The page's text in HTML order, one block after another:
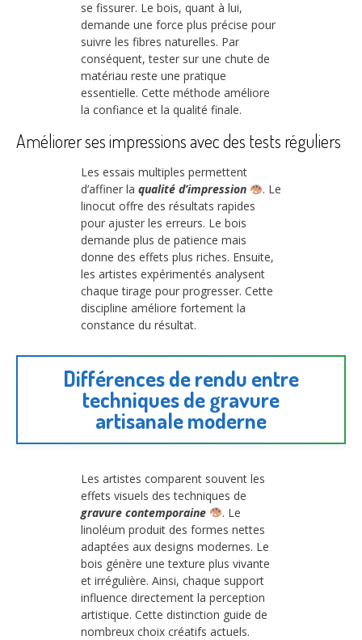
se fissurer. Le bois, quant à lui,
demande une force plus précise pour
suivre les fibres naturelles. Par
conséquent, tester sur une chute de
matériau reste une pratique
essentielle. Cette méthode améliore
la confiance et la qualité finale.
Améliorer ses impressions avec des tests réguliers
Les essais multiples permettent
d’affiner la qualité d’impression
. Le
linocut offre des résultats rapides
pour ajuster les erreurs. Le bois
demande plus de patience mais
donne des effets plus riches. Ensuite,
les artistes expérimentés analysent
chaque tirage pour progresser. Cette
discipline améliore fortement la
constance du résultat.
Différences de rendu entre
techniques de gravure
artisanale moderne
Les artistes comparent souvent les
effets visuels des techniques de
gravure contemporaine
. Le
linoléum produit des formes nettes
adaptées aux designs modernes. Le
bois génère une texture plus vivante
et irrégulière. Ainsi, chaque support
influence directement la perception
artistique. Cette distinction guide de
nombreux choix créatifs actuels.